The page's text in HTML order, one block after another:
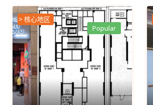
> 核心地区
Popular